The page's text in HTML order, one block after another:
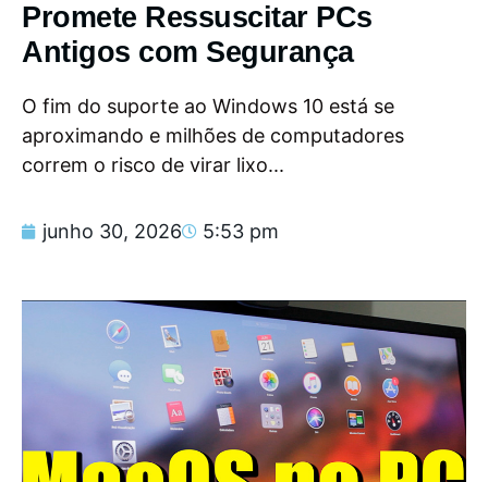
Promete Ressuscitar PCs
Antigos com Segurança
O fim do suporte ao Windows 10 está se
aproximando e milhões de computadores
correm o risco de virar lixo...
junho 30, 2026 5:53 pm